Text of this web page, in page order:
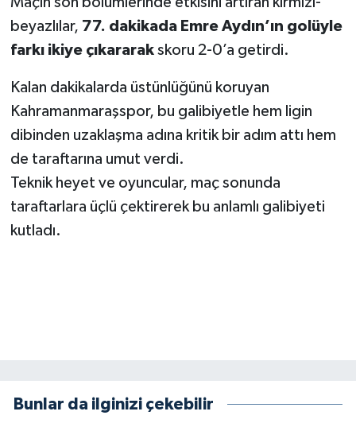
beyazlılar, 77. dakikada Emre Aydın’ın golüyle
farkı ikiye çıkararakskoru 2-0’a getirdi.
Kalan dakikalarda üstünlüğünü koruyan
Kahramanmaraşspor, bu galibiyetle hem ligin
dibinden uzaklaşma adına kritik bir adım attı hem
de taraftarına umut verdi.
Teknik heyet ve oyuncular, maç sonunda
taraftarlara üçlü çektirerek bu anlamlı galibiyeti
kutladı.
Bunlar da ilginizi çekebilir
KİM KİMDİR
ÇEK GÖNDER
HEDEF2020
OTOMOBİL